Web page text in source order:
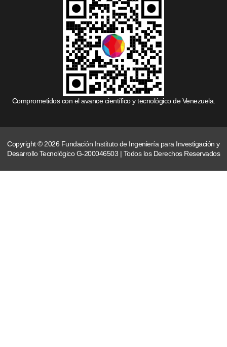
Comprometidos con el avance científico y tecnológico de Venezuela.
Copyright © 2026 Fundación Instituto de Ingeniería para Investigación y
Desarrollo Tecnológico G-200046503 | Todos los Derechos Reservados